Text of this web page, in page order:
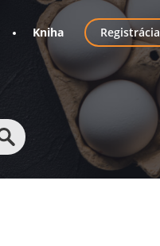
Kniha
User
account
menu
Registrácia